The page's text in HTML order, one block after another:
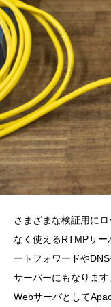
さまざまな検証用に
なく使えるRTMPサ
ートフォワードや
サーバーにもなりま
Webサーバとして